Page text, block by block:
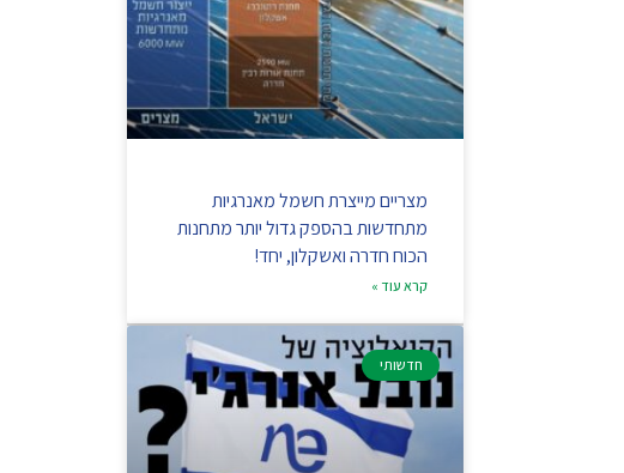
מצריים מייצרת חשמל מאנרגיות
מתחדשות בהספק גדול יותר מתחנות
הכוח חדרה ואשקלון, יחד!
קרא עוד »
חדשותי